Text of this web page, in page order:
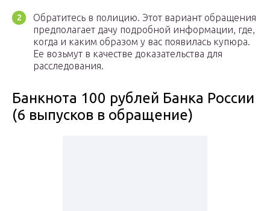
Обратитесь в полицию. Этот вариант обращения
предполагает дачу подробной информации, где,
когда и каким образом у вас появилась купюра.
Ее возьмут в качестве доказательства для
расследования.
Банкнота 100 рублей Банка России
(6 выпусков в обращение)